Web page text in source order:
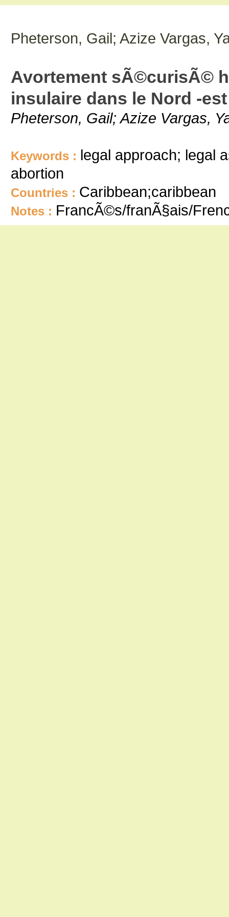
Pheterson, Gail; Azize Vargas,
Avortement sÃ©curisÃ©
insulaire dans le Nord -
Pheterson, Gail; Azize Vargas,
Keywords : legal approach; legal
abortion
Countries : Caribbean;caribbean
Notes : FrancÃ©s/franÃ§ais/